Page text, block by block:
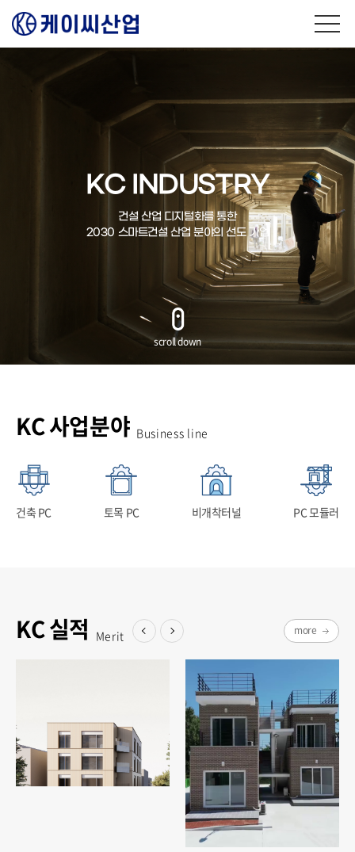
KC INDUSTRY
건설 산업 디지털화를 통한
2030 스마트건설 산업 분야의 선도 기업
KC INDUSTRY
건설 산업 디지털화를 통한
2030 스마트건설 산업 분야의 선도 기업
KC INDUSTRY
건설 산업 디지털화를 통한
2030 스마트건설 산업 분야의 선도 기업
KC INDUSTRY
건설 산업 디지털화를 통한
2030 스마트건설 산업 분야의 선도 기업
KC INDUSTRY
건설 산업 디지털화를 통한
2030 스마트건설 산업 분야의 선도 기업
KC 사업분야 Business line
건축 PC​ 토목 PC​ 비개착터널 PC 모듈러
KC 실적 Merit more